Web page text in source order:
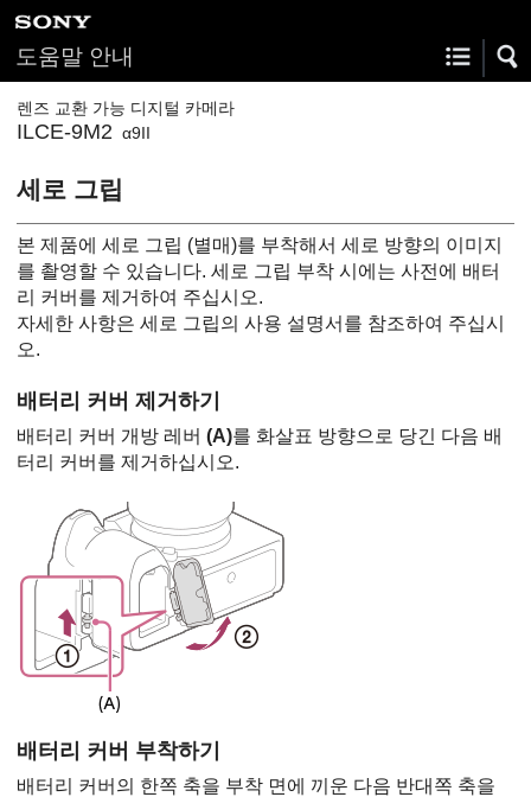
도움말 안내
렌즈 교환 가능 디지털 카메라
ILCE-9M2 α9II
세로 그립
본 제품에 세로 그립 (별매)를 부착해서 세로 방향의 이미지
를 촬영할 수 있습니다. 세로 그립 부착 시에는 사전에 배터
리 커버를 제거하여 주십시오.
자세한 사항은 세로 그립의 사용 설명서를 참조하여 주십시
오.
배터리 커버 제거하기
배터리 커버 개방 레버 (A)를 화살표 방향으로 당긴 다음 배
터리 커버를 제거하십시오.
배터리 커버 부착하기
배터리 커버의 한쪽 축을 부착 면에 끼운 다음 반대쪽 축을